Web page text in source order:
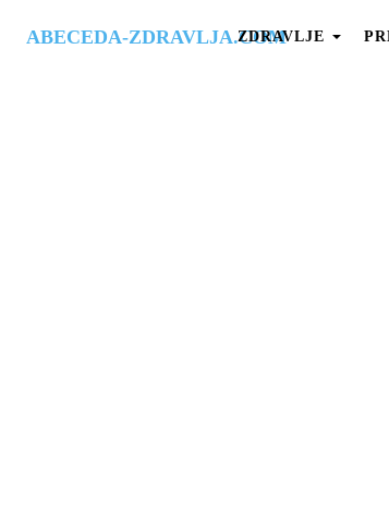
ABECEDA-ZDRAVLJA.COM
ZDRAVLJE